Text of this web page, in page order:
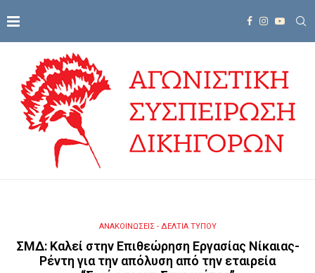
ΑΝΑΚΟΙΝΩΣΕΙΣ - ΔΕΛΤΙΑ ΤΥΠΟΥ
ΣΜΔ: Καλεί στην Επιθεώρηση Εργασίας Νίκαιας-
Ρέντη για την απόλυση από την εταιρεία